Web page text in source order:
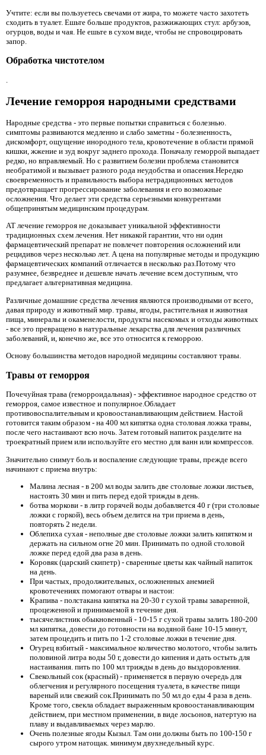
Учтите: если вы пользуетесь свечами от жира, то можете часто захотеть
сходить в туалет. Ешьте больше продуктов, разжижающих стул: арбузов,
огурцов, воды и чая. Не ешьте в сухом виде, чтобы не спровоцировать
запор.
Обработка чистотелом
Лечение геморроя народными средствами
Народные средства - это первые попытки справиться с болезнью.
симптомы развиваются медленно и слабо заметны - болезненность,
дискомфорт, ощущение инородного тела, кровотечение в области прямой
кишки, жжение и зуд вокруг заднего прохода. Поначалу геморрой выпадает
редко, но вправляемый. Но с развитием болезни проблема становится
необратимой и вызывает разного рода неудобства и опасения.Нередко
своевременность и правильность выбора нетрадиционных методов
предотвращает прогрессирование заболевания и его возможные
осложнения. Что делает эти средства серьезными конкурентами
общепринятым медицинским процедурам.
АТ лечение геморроя не доказывает уникальной эффективности
традиционных схем лечения. Нет никакой гарантии, что ни один
фармацевтический препарат не повлечет повторения осложнений или
рецидивов через несколько лет. А цена на популярные методы и продукцию
фармацевтических компаний отличается в несколько раз.Потому что
разумнее, безвреднее и дешевле начать лечение всем доступным, что
предлагает альтернативная медицина.
Различные домашние средства лечения являются производными от всего,
давая природу и животный мир. травы, ягоды, растительная и животная
пища, минералы и окаменелости, продукты насекомых и отходы животных
- все это превращено в натуральные лекарства для лечения различных
заболеваний, и, конечно же, все это относится к геморрою.
Основу большинства методов народной медицины составляют травы.
Травы от геморроя
Почечуйная трава (геморроидальная) - эффективное народное средство от
геморроя, самое известное и популярное.Обладает
противовоспалительным и кровоостанавливающим действием. Настой
готовится таким образом - на 400 мл кипятка одна столовая ложка травы,
после чего настаивают всю ночь. Затем готовый напиток разделите на
троекратный прием или используйте его местно для ванн или компрессов.
Значительно снимут боль и воспаление следующие травы, прежде всего
начинают с приема внутрь:
Малина лесная - в 200 мл воды залить две столовые ложки листьев,
настоять 30 мин и пить перед едой трижды в день.
ботва моркови - в литр горячей воды добавляется 40 г (три столовые
ложки с горкой), весь объем делится на три приема в день,
повторять 2 недели.
Облепиха сухая - неполные две столовые ложки залить кипятком и
держать на сильном огне 20 мин. Принимать по одной столовой
ложке перед едой два раза в день.
Коровяк (царский скипетр) - сваренные цветы как чайный напиток
на день.
При частых, продолжительных, осложненных анемией
кровотечениях помогают отвары и настои:
Крапива - полстакана кипятка на 20-30 г сухой травы заваренной,
процеженной и принимаемой в течение дня.
тысячелистник обыкновенный - 10-15 г сухой травы залить 180-200
мл кипятка, довести до готовности на водяной бане 10-15 минут,
затем процедить и пить по 1-2 столовые ложки в течение дня.
Огурец взбитый - максимальное количество молотого, чтобы залить
половиной литра воды 50 г, довести до кипения и дать остыть для
настаивания. пить по 100 мл трижды в день до выздоровления.
Свекольный сок (красный) - применяется в первую очередь для
облегчения и регулярного посещения туалета, в качестве пищи
вареный или свежий сок.Принимать по 50 мл до еды 4 раза в день.
Кроме того, свекла обладает выраженным кровоостанавливающим
действием, при местном применении, в виде лосьонов, натертую на
плаву и выдавливаемых через марлю.
Очень полезные ягоды Кызыл. Там они должны быть по 100-150 г
сырого утром натощак. минимум двухнедельный курс.